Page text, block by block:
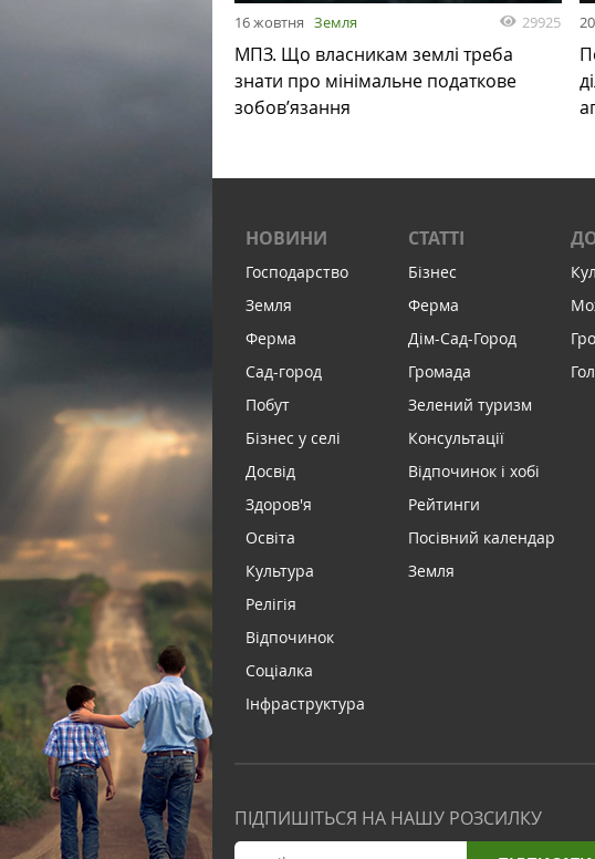
16 жовтня Земля 29925
МПЗ. Що власникам землі треба
знати про мінімальне податкове
зобов’язання
НОВИНИ
Господарство
Земля
Ферма
Сад-город
Побут
Бізнес у селі
Досвід
Здоров'я
Освіта
Культура
Релігія
Відпочинок
Соціалка
Інфраструктура
СТАТТІ
Бізнес
Ферма
Дім-Сад-Город
Громада
Зелений туризм
Консультації
Відпочинок і хобі
Рейтинги
Посівний календар
Земля
ПІДПИШІТЬСЯ НА НАШУ РОЗСИЛКУ